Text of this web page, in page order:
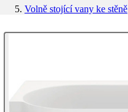
Volně stojící vany ke stěně